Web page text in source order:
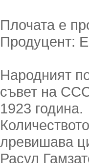
Плочата е
Продуцент:
Народният
съвет на
1923 година.
лревишава
Расул